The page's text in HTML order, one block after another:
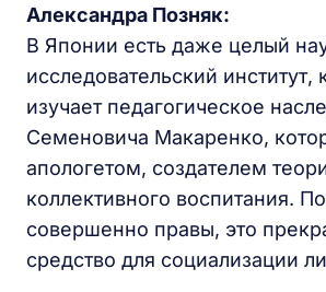
Александра Позняк:
В Японии есть даже целый
исследовательский институт,
изучает педагогическое
Семеновича Макаренко,
апологетом, создателем
коллективного воспитания.
совершенно правы, это
средство для социализации